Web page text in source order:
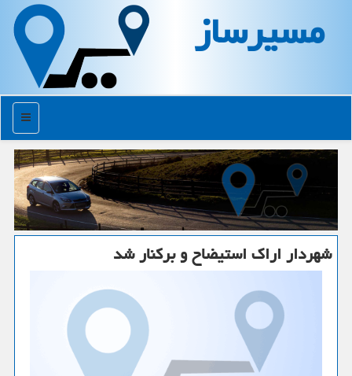
مسیرساز
منو
شهردار اراك استیضاح و بركنار شد